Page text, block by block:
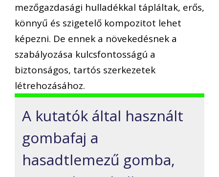
mezőgazdasági hulladékkal tápláltak, erős,
könnyű és szigetelő kompozitot lehet
képezni. De ennek a növekedésnek a
szabályozása kulcsfontosságú a
biztonságos, tartós szerkezetek
létrehozásához.
A kutatók által használt
gombafaj a
hasadtlemezű gomba,